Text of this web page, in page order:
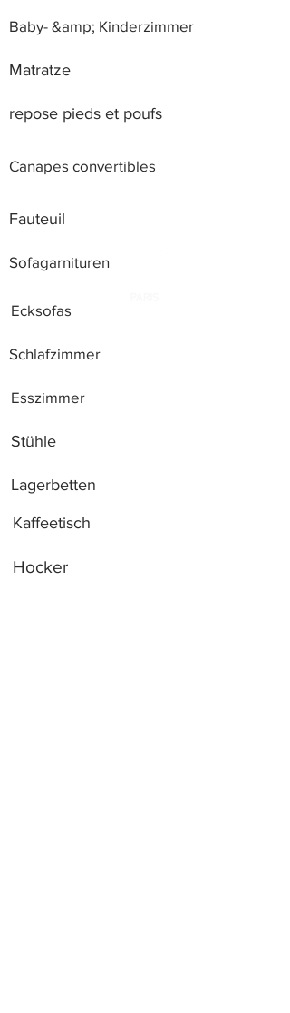
Baby- &amp; Kinderzimmer
Matratze
repose pieds et poufs
Canapes convertibles
Fauteuil
Sofagarnituren
Ecksofas
Schlafzimmer
Esszimmer
Stühle
Lagerbetten
Kaffeetisch
Hocker